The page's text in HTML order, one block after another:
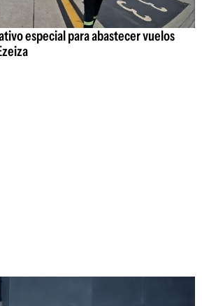
especial para abastecer vuelos